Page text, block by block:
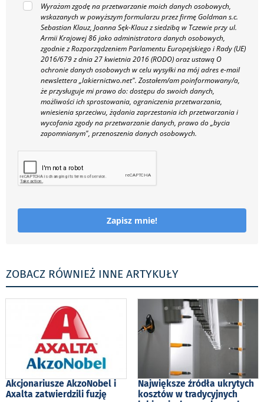
Wyrażam zgodę na przetwarzanie moich danych osobowych,
wskazanych w powyższym formularzu przez firmę Goldman s.c.
Sebastian Klauz, Joanna Sęk-Klauz z siedzibą w Tczewie przy ul.
Armii Krajowej 86 jako administratora danych osobowych,
zgodnie z Rozporządzeniem Parlamentu Europejskiego i Rady (UE)
2016/679 z dnia 27 kwietnia 2016 (RODO) oraz ustawą O
ochronie danych osobowych w celu wysyłki na mój adres e-mail
newslettera „lakiernictwo.net". Zostałem/am poinformowany/a,
że przysługuje mi prawo do: dostępu do swoich danych,
możliwości ich sprostowania, ograniczenia przetwarzania,
wniesienia sprzeciwu, żądania zaprzestania ich przetwarzania i
wycofania zgody na przetwarzanie danych, prawo do „bycia
zapomnianym", przenoszenia danych osobowych.
Zapisz mnie!
ZOBACZ RÓWNIEŻ INNE ARTYKUŁY
Akcjonariusze AkzoNobel i
Axalta zatwierdzili fuzję
Największe źródła ukrytych
kosztów w tradycyjnych